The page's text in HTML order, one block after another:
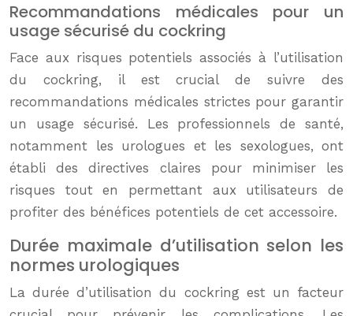
Recommandations médicales pour un
usage sécurisé du cockring
Face aux risques potentiels associés à l’utilisation
du cockring, il est crucial de suivre des
recommandations médicales strictes pour garantir
un usage sécurisé. Les professionnels de santé,
notamment les urologues et les sexologues, ont
établi des directives claires pour minimiser les
risques tout en permettant aux utilisateurs de
profiter des bénéfices potentiels de cet accessoire.
Durée maximale d’utilisation selon les
normes urologiques
La durée d’utilisation du cockring est un facteur